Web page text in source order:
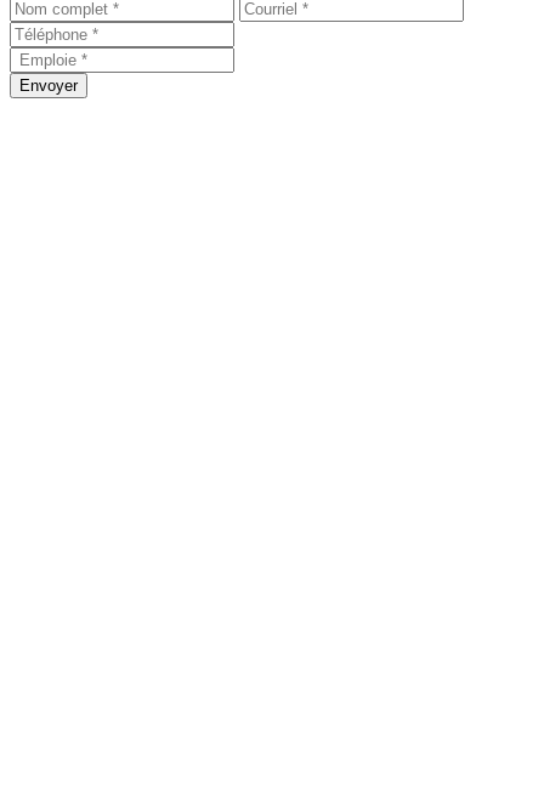
Envoyer